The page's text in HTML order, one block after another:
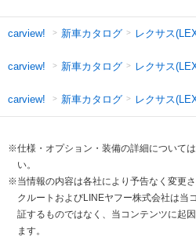
carview! 新車カタログ レクサス
carview! 新車カタログ レクサス
carview! 新車カタログ レクサス
※仕様・オプション・装備の詳細について
い。
※当情報の内容は各社により予告なく変更
クルートおよびLINEヤフー株式会社は当
証するものではなく、当コンテンツに起
ます。